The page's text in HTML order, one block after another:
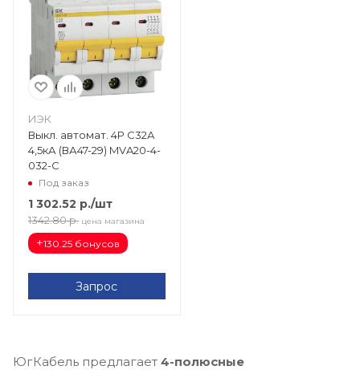
ИЭК
Выкл. автомат. 4Р С32А
4,5кА (ВА47-29) MVA20-4-
032-C
Под заказ
1 302.52 р./шт
1342.80 р. цена магазина
+130.25 бонусов
Запрос
ЮгКабель предлагает 4-полюсные